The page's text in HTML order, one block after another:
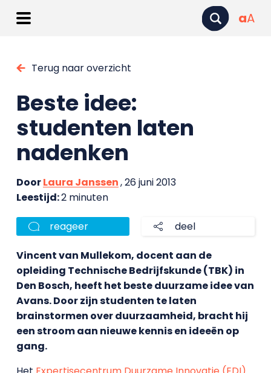
aA
Terug naar overzicht
Beste idee:
studenten laten
nadenken
DoorLaura Janssen, 26 juni 2013
Leestijd:2 minuten
reageer deel
Vincent van Mullekom, docent aan de
opleiding Technische Bedrijfskunde (TBK) in
Den Bosch, heeft het beste duurzame idee van
Avans. Door zijn studenten te laten
brainstormen over duurzaamheid, bracht hij
een stroom aan nieuwe kennis en ideeën op
gang.